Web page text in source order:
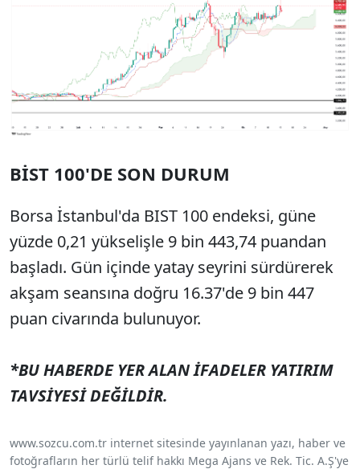
BİST 100'DE SON DURUM
Borsa İstanbul'da BIST 100 endeksi, güne
yüzde 0,21 yükselişle 9 bin 443,74 puandan
başladı. Gün içinde yatay seyrini sürdürerek
akşam seansına doğru 16.37'de 9 bin 447
puan civarında bulunuyor.
*BU HABERDE YER ALAN İFADELER YATIRIM
TAVSİYESİ DEĞİLDİR.
www.sozcu.com.tr internet sitesinde yayınlanan yazı, haber ve
fotoğrafların her türlü telif hakkı Mega Ajans ve Rek. Tic. A.Ş'ye